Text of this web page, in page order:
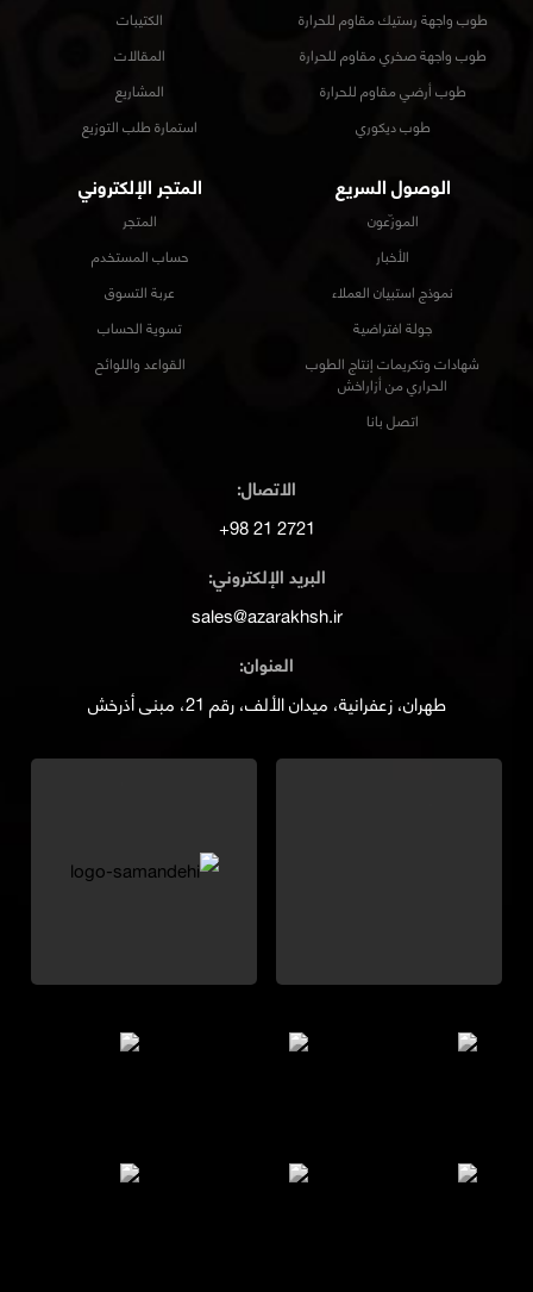
طوب واجهة رستيك مقاوم للحرارة
طوب واجهة صخري مقاوم للحرارة
طوب أرضي مقاوم للحرارة
طوب ديكوري
الكتيبات
المقالات
المشاريع
استمارة طلب التوزيع
الوصول السريع
الموزّعون
الأخبار
نموذج استبيان العملاء
جولة افتراضية
شهادات وتكريمات إنتاج الطوب
الحراري من أزاراخش
اتصل بانا
المتجر الإلكتروني
المتجر
حساب المستخدم
عربة التسوق
تسوية الحساب
القواعد واللوائح
الاتصال:
2721 21 98+
البريد الإلكتروني:
sales@azarakhsh.ir
العنوان:
طهران، زعفرانية، ميدان الألف، رقم 21، مبنى أذرخش